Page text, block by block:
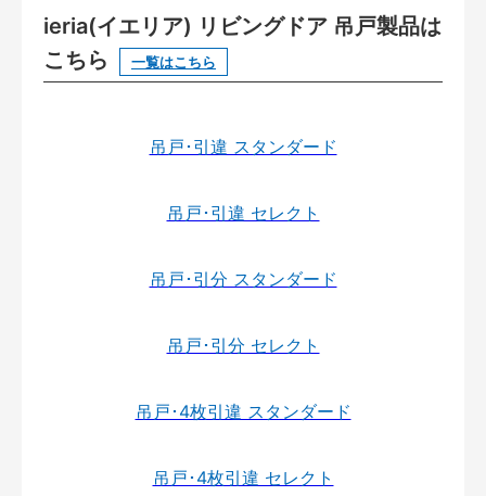
ieria(イエリア) リビングドア 吊戸製品は
こちら
一覧はこちら
吊戸･引違 スタンダード
吊戸･引違 セレクト
吊戸･引分 スタンダード
吊戸･引分 セレクト
吊戸･4枚引違 スタンダード
吊戸･4枚引違 セレクト